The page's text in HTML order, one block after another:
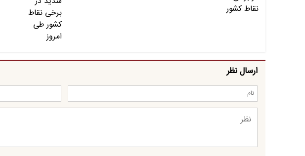
ارسال نظر